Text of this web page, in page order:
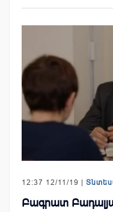
12:37 12/11/19 |
Բագրատ